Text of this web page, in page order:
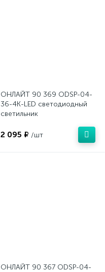
ОНЛАЙТ 90 369 ODSP-04-
36-4K-LED светодиодный
светильник
2 095 ₽ /шт
ОНЛАЙТ 90 367 ODSP-04-